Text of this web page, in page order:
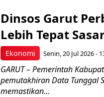
Ekonomi
Dinsos Garut
Lebih Tepat
Senin, 20 Jul 2026 -
GARUT – Pemerintah
pemutakhiran Data Tunggal
memastikan...